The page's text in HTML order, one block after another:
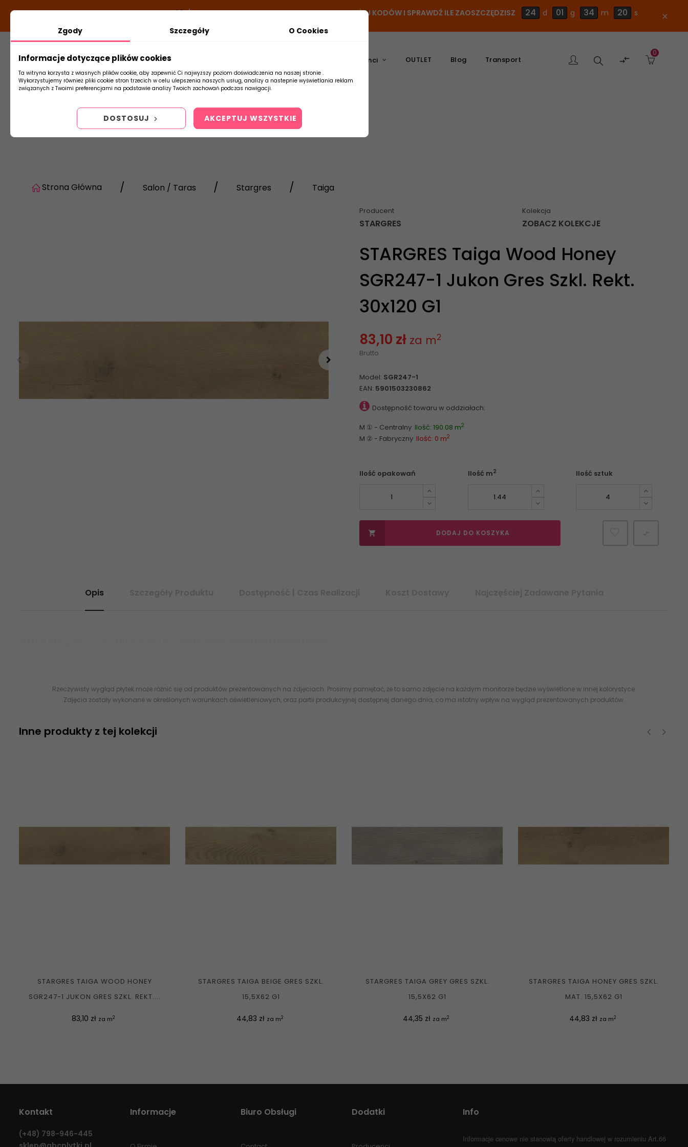
DODATKOWY RABAT Z KODEM:NEWLOOK26/TUBADZIN- DODAJ PRODUKT DO KOSZYKA, UŻYJ KODÓW I SPRAWDŹ ILE ZAOSZCZĘDZISZ 24 d 01 g 34 m 20 s close
Płytki Producenci OUTLET Blog Transport Szukaj 
0
Strona Główna Salon / Taras Stargres Taiga
Producent
STARGRES
Kolekcja
ZOBACZ KOLEKCJE
STARGRES Taiga Wood Honey
SGR247-1 Jukon Gres Szkl. Rekt.
30x120 G1
83,10 zł za m2
Brutto
Model: SGR247-1
EAN: 5901503230862
Dostępność towaru w oddziałach:
M ① - Centralny Ilość: 190.08 m2
M ② - Fabryczny Ilość: 0 m2
Ilość opakowań Ilość m2 Ilość sztuk
 DODAJ DO KOSZYKA
Opis
Rzeczywisty wygląd płytek może różnić się od produktów prezentowanych na zdjęciach. Prosimy pamiętać, że to samo zdjęcie na każdym monitorze będzie wyświetlone w innej kolorystyce.
Zdjęcia zostały wykonane w określonych warunkach oświetleniowych, oraz partii produkcyjnej dostępnej danego dnia, co ma istotny wpływ na wygląd prezentowanych produktów.
Inne produkty z tej kolekcji
STARGRES TAIGA WOOD HONEY
SGR247-1 JUKON GRES SZKL. REKT....
Cena
83,10 zł za m2
STARGRES TAIGA BEIGE GRES SZKL.
15,5X62 G1
Cena
44,83 zł za m2
STARGRES TAIGA GREY GRES SZKL.
15,5X62 G1
Cena
44,35 zł za m2
STARGRES TAIGA HONEY GRES SZKL.
MAT. 15,5X62 G1
Cena
44,83 zł za m2
Kontakt
(+48) 798-946-445
Informacje Biuro Obsługi Dodatki Info
Informacje cenowe nie stanowią oferty handlowej w rozumieniu Art.66
Zgody Szczegóły O Cookies
Informacje dotyczące plików cookies
Ta witryna korzysta z własnych plików cookie, aby zapewnić Ci najwyższy poziom doświadczenia na naszej stronie .
Wykorzystujemy również pliki cookie stron trzecich w celu ulepszenia naszych usług, analizy a nastepnie wyświetlania reklam
związanych z Twoimi preferencjami na podstawie analizy Twoich zachowań podczas nawigacji.
DOSTOSUJ AKCEPTUJ WSZYSTKIE